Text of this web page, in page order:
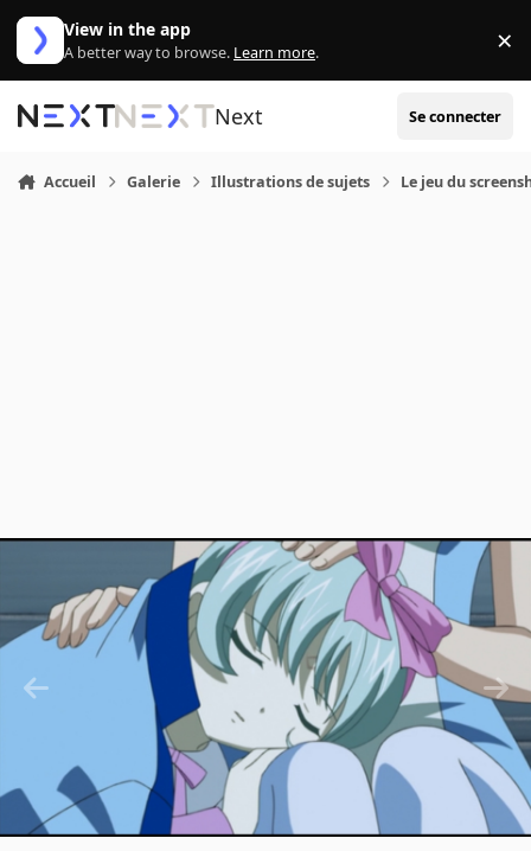
Aller au contenu
View in the app
A better way to browse. Learn more. ×
Next Se connecter
Accueil Galerie Illustrations de sujets Le jeu du